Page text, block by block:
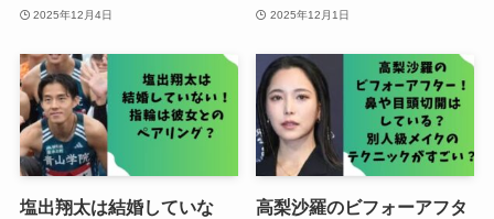
2025年12月4日 2025年12月1日
塩出翔太は結婚していな
高梨沙羅のビフォーアフタ